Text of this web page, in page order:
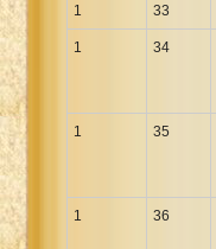
1 33
1 34
1 35
1 36